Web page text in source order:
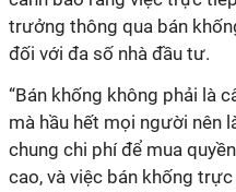
trưởng thông qua bán
đối với đa số nhà đầu tư.
“Bán khống không phải là
mà hầu hết mọi người nên
chung chi phí để mua
cao, và việc bán khống